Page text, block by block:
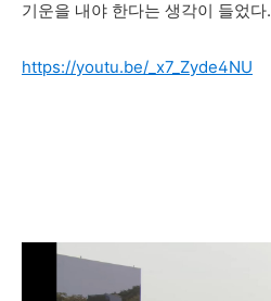
기운을 내야 한다는 생각이 들었다.
https://youtu.be/_x7_Zyde4NU